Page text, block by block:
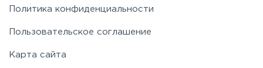
Политика конфиденциальности
Пользовательское соглашение
Карта сайта